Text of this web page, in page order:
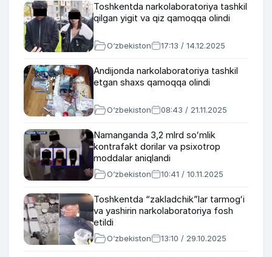
Toshkentda narkolaboratoriya tashkil
qilgan yigit va qiz qamoqqa olindi
O‘zbekiston 17:13 / 14.12.2025
Andijonda narkolaboratoriya tashkil
etgan shaxs qamoqqa olindi
O‘zbekiston 08:43 / 21.11.2025
Namanganda 3,2 mlrd soʻmlik
kontrafakt dorilar va psixotrop
moddalar aniqlandi
O‘zbekiston 10:41 / 10.11.2025
Toshkentda “zakladchik”lar tarmogʻi
va yashirin narkolaboratoriya fosh
etildi
O‘zbekiston 13:10 / 29.10.2025